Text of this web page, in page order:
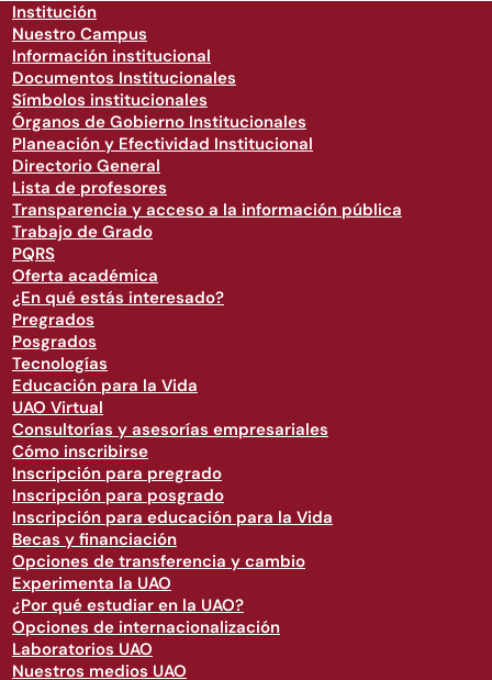
Institución
Nuestro Campus
Información institucional
Documentos Institucionales
Símbolos institucionales
Órganos de Gobierno Institucionales
Planeación y Efectividad Institucional
Directorio General
Lista de profesores
Transparencia y acceso a la información pública
Trabajo de Grado
PQRS
Oferta académica
¿En qué estás interesado?
Pregrados
Posgrados
Tecnologías
Educación para la Vida
UAO Virtual
Consultorías y asesorías empresariales
Cómo inscribirse
Inscripción para pregrado
Inscripción para posgrado
Inscripción para educación para la Vida
Becas y financiación
Opciones de transferencia y cambio
Experimenta la UAO
¿Por qué estudiar en la UAO?
Opciones de internacionalización
Laboratorios UAO
Nuestros medios UAO